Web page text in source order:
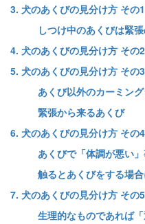
3. 犬のあくびの見分け方 その
しつけ中のあくびは緊
4. 犬のあくびの見分け方 その
5. 犬のあくびの見分け方 その3
あくび以外のカーミン
緊張から来るあくび
6. 犬のあくびの見分け方 その
あくびで「体調が悪い
触るとあくびをする場
7. 犬のあくびの見分け方 その
生理的なものであれば